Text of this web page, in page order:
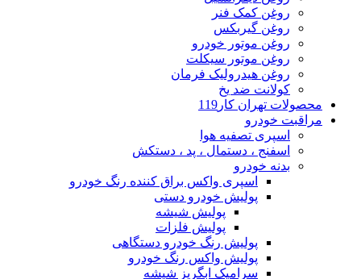
روغن کمک فنر
روغن گیربکس
روغن موتور خودرو
روغن موتور سیکلت
روغن هیدرولیک فرمان
کولانت ضد یخ
محصولات تهران کار119
مراقبت خودرو
اسپری تصفیه هوا
اسفنج ، دستمال ، پد ، دستکش
بدنه خودرو
اسپری واکس براق کننده رنگ خودرو
پولیش خودرو دستی
پولیش شیشه
پولیش فلزات
پولیش رنگ خودرو دستگاهی
پولیش واکس رنگ خودرو
سرامیک ابگریز شیشه